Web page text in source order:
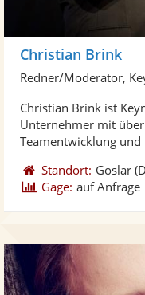
Christian Brink
Redner/Moderator,
Christian Brink ist
Unternehmer mit
Teamentwicklung
Standort: Goslar
Gage: auf Anfrage